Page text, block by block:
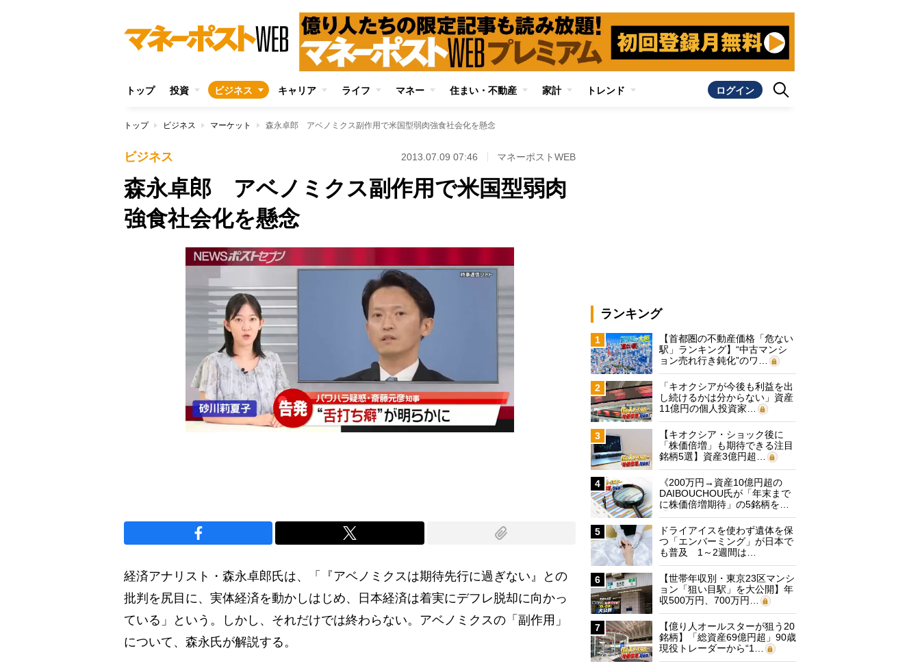
トップ 投資 ビジネス キャリア ライフ マネー 住まい・不動産 家計 トレンド ログイン
トップ ビジネス マーケット 森永卓郎 アベノミクス副作用で米国型弱肉強食社会化を懸念
ビジネス 2013.07.09 07:46 マネーポストWEB
森永卓郎 アベノミクス副作用で米国型弱肉
強食社会化を懸念
経済アナリスト・森永卓郎氏は、「『アベノミクスは期待先行に過ぎない』との
批判を尻目に、実体経済を動かしはじめ、日本経済は着実にデフレ脱却に向かっ
ている」という。しかし、それだけでは終わらない。アベノミクスの「副作用」
について、森永氏が解説する。
ランキング
1
【首都圏の不動産価格「危ない
駅」ランキング】“中古マンシ
ョン売れ行き鈍化”のワ…
2
「キオクシアが今後も利益を出
し続けるかは分からない」資産
11億円の個人投資家…
3
【キオクシア・ショック後に
「株価倍増」も期待できる注目
銘柄5選】資産3億円超…
4
《200万円→資産10億円超の
DAIBOUCHOU氏が「年末まで
に株価倍増期待」の5銘柄を…
5
ドライアイスを使わず遺体を保
つ「エンバーミング」が日本で
も普及 1～2週間は…
6
【世帯年収別・東京23区マンシ
ョン「狙い目駅」を大公開】年
収500万円、700万円…
7
【億り人オールスターが狙う20
銘柄】「総資産69億円超」90歳
現役トレーダーから“1…